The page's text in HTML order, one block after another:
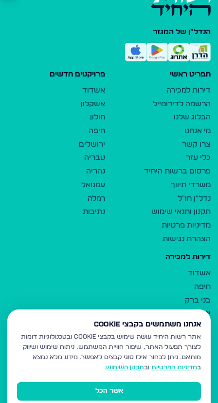
הנדל"ן של המגזר
תפריט ראשי
דירות למכירה
הרשמה לדירומייל
הבלוג שלנו
מי אנחנו
צרו קשר
כלי עזר
פרסום ברשות היחיד
משרדי תיווך
נדל"ן חו"ל
תקנון ותנאי שימוש
מדיניות פרטיות
הצהרת נגישות
פרויקטים חדשים
אשדוד
אשקלון
חולון
חיפה
ירושלים
טבריה
נהריה
עמנואל
רמלה
נתיבות
דירות למכירה
אשדוד
חיפה
בני ברק
ירושלים
אלעד
גבעת זאב
בית שמש
רכסים
מודיעין עילית
אנחנו משתמשים בקבצי Cookie
אתר רשות היחיד עושה שימוש בקבצי Cookie ובטכנולוגיות דומות
לצורך תפעול האתר, שיפור חוויית המשתמש, ניתוח שימוש ושיווק
מותאם. ניתן לבחור אילו סוגי קבצים לאפשר. מידע מלא נמצא
במדיניות הפרטיות ובתקנון השימוש.
אשר הכל